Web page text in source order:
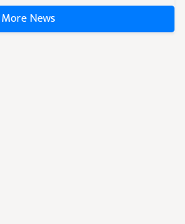
More News